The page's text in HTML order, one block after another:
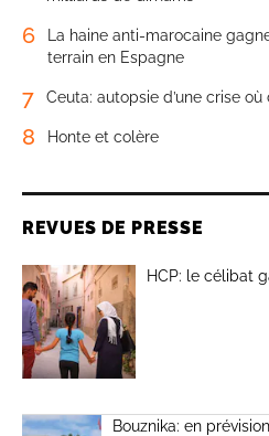
6
La haine anti-marocaine
terrain en Espagne
7 Ceuta: autopsie d’une crise
8 Honte et colère
REVUES DE PRESSE
HCP: le célibat
Bouznika: en